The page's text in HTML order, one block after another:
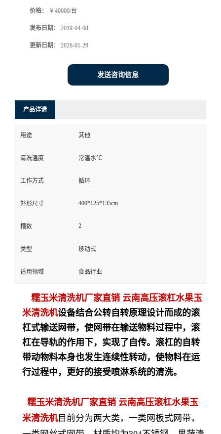
价格： ￥40000/台
发布日期： 2019-04-08
更新日期： 2026-01-29
发送咨询信息
产品详请
用途 其他
清洗温度 常温水℃
工作方式 循环
外形尺寸 400*125*135cm
槽数 2
类型 移动式
适用领域 食品行业
糯玉米清洗机厂家直销 云南高压滚杠水果玉
米清洗机设备结合公转自转原理设计而成的滚
杠式输送网带，使网带在输送物料过程中，滚
杠在导轨的作用下，实现了自传。滚杠的自转
带动物料本身也发生连续性转动，使物料在运
行过程中，更好的接受喷淋系统的清洗。
糯玉米清洗机厂家直销 云南高压滚杠水果玉
米清洗机目前分为两大类，一类网板式网带，